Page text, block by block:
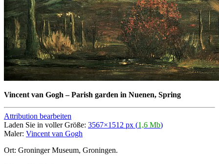
Vincent van Gogh –Parish garden in Nuenen, Spring
Attribution bearbeiten
Laden Sie in voller Größe: 3567×1512 px (1,6 Mb)
Maler: Vincent van Gogh
Ort: Groninger Museum, Groningen.